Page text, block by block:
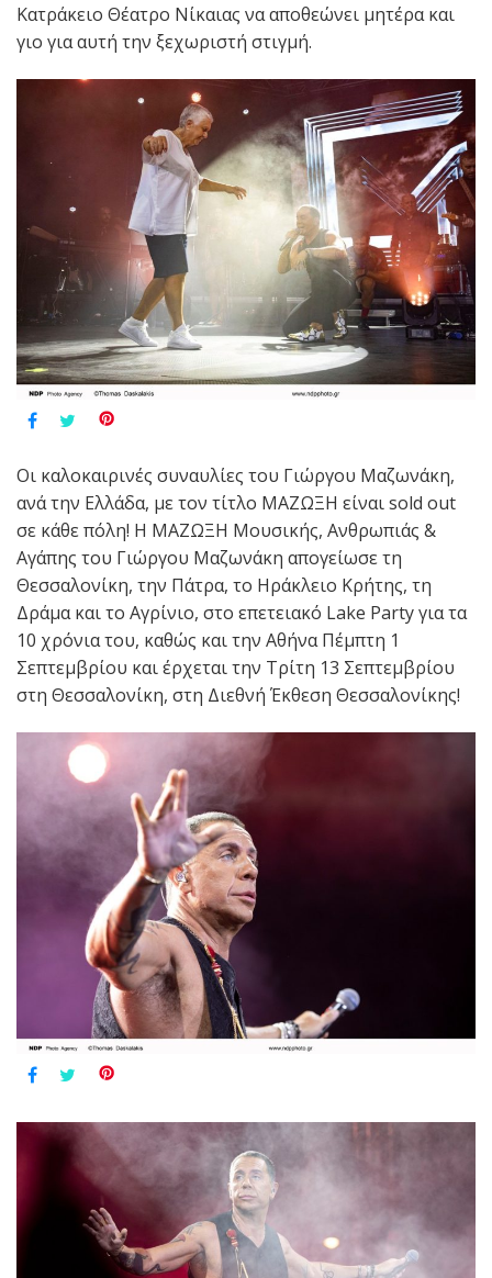
Κατράκειο Θέατρο Νίκαιας να αποθεώνει μητέρα και
γιο για αυτή την ξεχωριστή στιγμή.
Οι καλοκαιρινές συναυλίες του Γιώργου Μαζωνάκη,
ανά την Ελλάδα, με τον τίτλο ΜΑΖΩΞΗ είναι sold out
σε κάθε πόλη! Η ΜΑΖΩΞΗ Μουσικής, Ανθρωπιάς &
Αγάπης του Γιώργου Μαζωνάκη απογείωσε τη
Θεσσαλονίκη, την Πάτρα, το Ηράκλειο Κρήτης, τη
Δράμα και το Αγρίνιο, στο επετειακό Lake Party για τα
10 χρόνια του, καθώς και την Αθήνα Πέμπτη 1
Σεπτεμβρίου και έρχεται την Τρίτη 13 Σεπτεμβρίου
στη Θεσσαλονίκη, στη Διεθνή Έκθεση Θεσσαλονίκης!